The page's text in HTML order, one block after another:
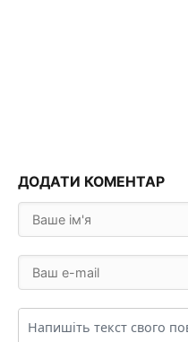
ДОДАТИ КОМЕНТАР